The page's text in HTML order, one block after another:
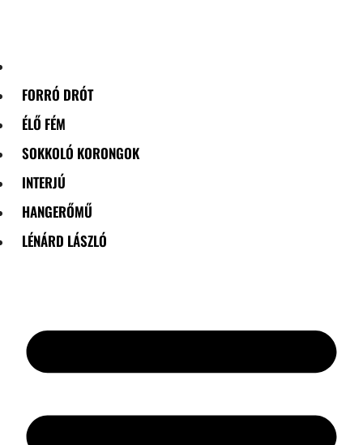
FORRÓ DRÓT
ÉLŐ FÉM
SOKKOLÓ KORONGOK
INTERJÚ
HANGERŐMŰ
LÉNÁRD LÁSZLÓ